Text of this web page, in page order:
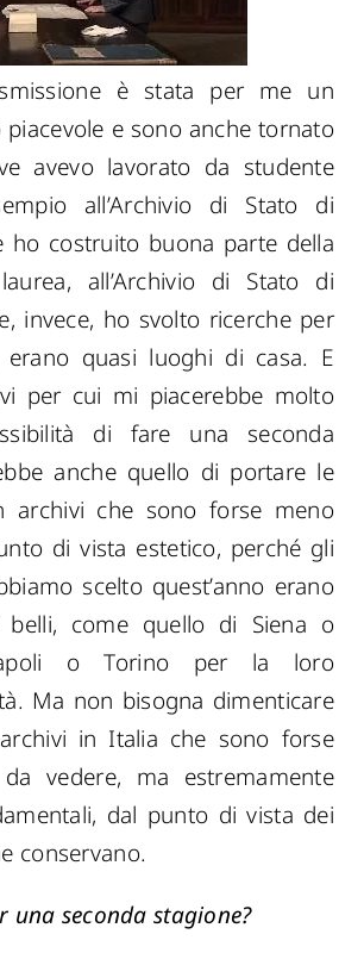
è stata per me un
e sono anche tornato
avevo lavorato da studente
all’Archivio di Stato di
ho costruito buona parte della
all’Archivio di Stato di
invece, ho svolto ricerche per
quasi luoghi di casa. E
per cui mi piacerebbe molto
di fare una seconda
anche quello di portare le
archivi che sono forse meno
di vista estetico, perché gli
scelto quest’anno erano
belli, come quello di Siena o
o Torino per la loro
Ma non bisogna dimenticare
in Italia che sono forse
da vedere, ma estremamente
dal punto di vista dei
conservano.
una seconda stagione?